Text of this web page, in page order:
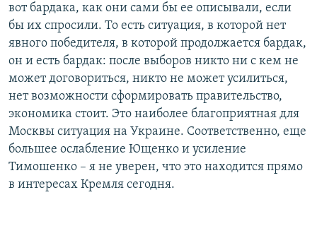
вот бардака, как они сами бы ее описывали, если
бы их спросили. То есть ситуация, в которой нет
явного победителя, в которой продолжается бардак,
он и есть бардак: после выборов никто ни с кем не
может договориться, никто не может усилиться,
нет возможности сформировать правительство,
экономика стоит. Это наиболее благоприятная для
Москвы ситуация на Украине. Соответственно, еще
большее ослабление Ющенко и усиление
Тимошенко – я не уверен, что это находится прямо
в интересах Кремля сегодня.